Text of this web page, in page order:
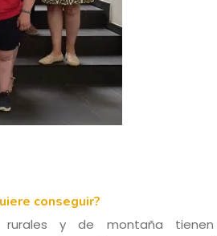
conseguir?
rurales y de montaña tienen